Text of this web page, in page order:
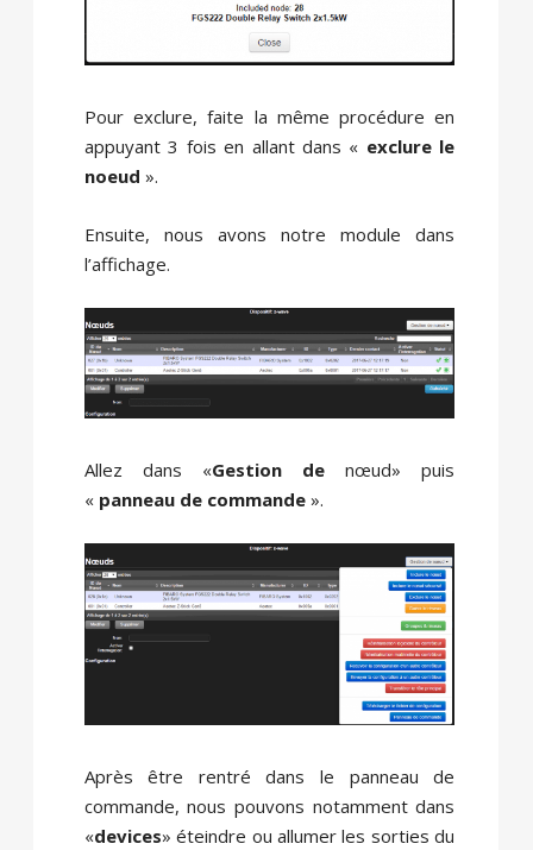
Pour exclure, faite la même procédure en
appuyant 3 fois en allant dans « exclure le
noeud ».
Ensuite, nous avons notre module dans
l’affichage.
Allez dans «Gestion denœud» puis
« panneau de commande ».
Après être rentré dans le panneau de
commande, nous pouvons notamment dans
«devices» éteindre ou allumer les sorties du